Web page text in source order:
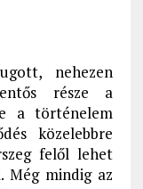
nehezen
része a
a történelem
közelebbre
felől lehet
Még mindig az